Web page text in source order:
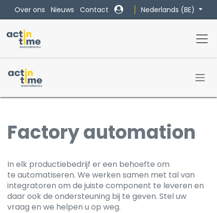
Overslaan naar inhoud
Over ons Nieuws Contact Nederlands (BE)
Factory automation
​In elk productiebedrijf er een behoefte om
te automatiseren. We werken samen met tal van
integratoren om de juiste component te leveren en
daar ook de ondersteuning bij te geven. Stel uw
vraag en we helpen u op weg.